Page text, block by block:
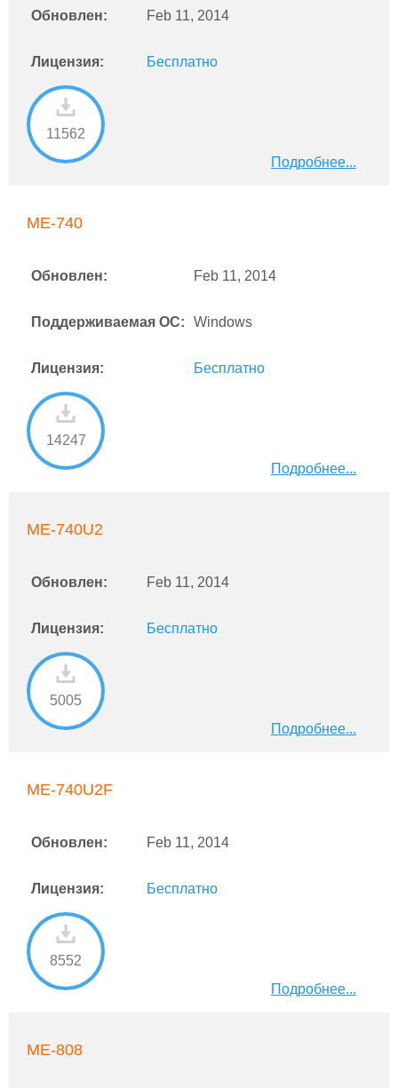
Обновлен: Feb 11, 2014
Лицензия: Бесплатно
11562
Подробнее...
ME-740
Обновлен: Feb 11, 2014
Поддерживаемая ОС: Windows
Лицензия: Бесплатно
14247
Подробнее...
ME-740U2
Обновлен: Feb 11, 2014
Лицензия: Бесплатно
5005
Подробнее...
ME-740U2F
Обновлен: Feb 11, 2014
Лицензия: Бесплатно
8552
Подробнее...
ME-808